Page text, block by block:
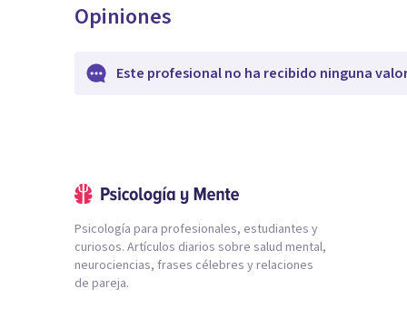
Opiniones
Este profesional no ha recibido ninguna
Psicología para profesionales, estudiantes y
curiosos. Artículos diarios sobre salud mental,
neurociencias, frases célebres y relaciones
de pareja.